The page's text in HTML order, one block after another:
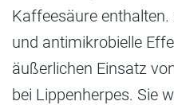
Kaffeesäure
und antimikrobielle
äußerlichen Einsatz
bei Lippenherpes. Sie